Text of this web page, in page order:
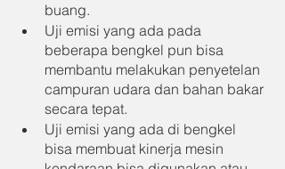
buang.
Uji emisi yang ada pada
beberapa bengkel pun bisa
membantu melakukan penyetelan
campuran udara dan bahan bakar
secara tepat.
Uji emisi yang ada di bengkel
bisa membuat kinerja mesin